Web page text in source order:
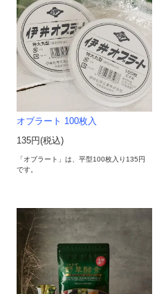
オブラート 100枚入
135円(税込)
「オブラート」は、平型100枚入り135円
です。